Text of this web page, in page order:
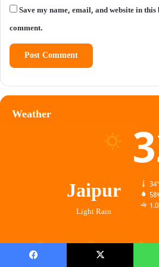
Save my name, email, and website in
comment.
Weather
Jaipur
Light Rain